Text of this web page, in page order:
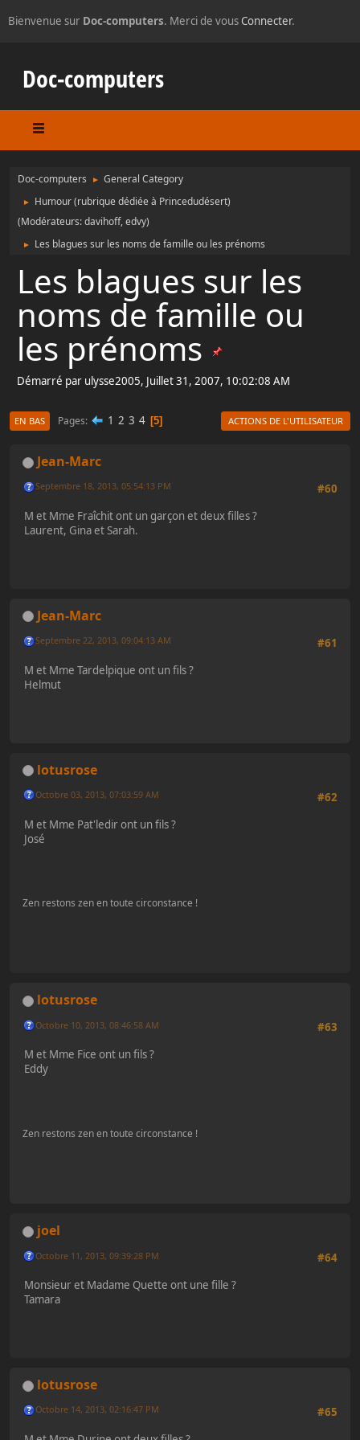
Bienvenue sur Doc-computers. Merci de vousConnecter.
Doc-computers
Doc-computers ► General Category
►
Humour (rubrique dédiée à Princedudésert)
(Modérateurs:davihoff,edvy)
► Les blagues sur les noms de famille ou les prénoms
Les blagues sur les
noms de famille ou
les prénoms
Démarré par ulysse2005, Juillet 31, 2007, 10:02:08 AM
EN BAS Pages 1 2 3 4 5 ACTIONS DE L'UTILISATEUR
Jean-Marc
#60
Septembre 18, 2013, 05:54:13 PM
M et Mme Fraîchit ont un garçon et deux filles ?
Laurent, Gina et Sarah.
Jean-Marc
#61
Septembre 22, 2013, 09:04:13 AM
M et Mme Tardelpique ont un fils ?
Helmut
lotusrose
#62
Octobre 03, 2013, 07:03:59 AM
M et Mme Pat'ledir ont un fils ?
José
Zen restons zen en toute circonstance !
lotusrose
#63
Octobre 10, 2013, 08:46:58 AM
M et Mme Fice ont un fils ?
Eddy
Zen restons zen en toute circonstance !
joel
#64
Octobre 11, 2013, 09:39:28 PM
Monsieur et Madame Quette ont une fille ?
Tamara
lotusrose
#65
Octobre 14, 2013, 02:16:47 PM